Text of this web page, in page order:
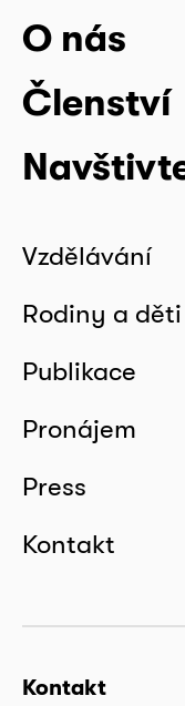
O nás
Členství
Vzdělávání
Rodiny a děti
Publikace
Pronájem
Press
Kontakt
Kontakt